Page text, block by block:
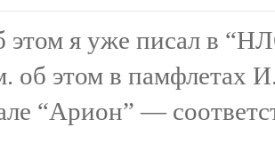
этом я уже писал в
об этом в памфлетах
“Арион” —